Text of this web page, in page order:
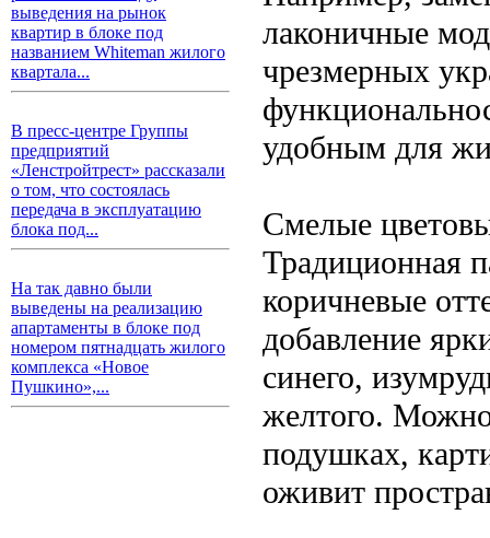
выведения на рынок
квартир в блоке под
названием Whiteman жилого
квартала...
В пресс-центре Группы
предприятий
«Ленстройтрест» рассказали
о том, что состоялась
передача в эксплуатацию
блока под...
На так давно были
выведены на реализацию
апартаменты в блоке под
номером пятнадцать жилого
комплекса «Новое
Пушкино»,...
лаконичные
чрезмерных
удобным для
Смелые
Традиционная
коричневые
добавление
синего,
желтого. Можно
подушках,
оживит